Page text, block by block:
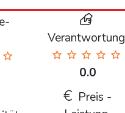
Verantwortung
0.0
Preis -